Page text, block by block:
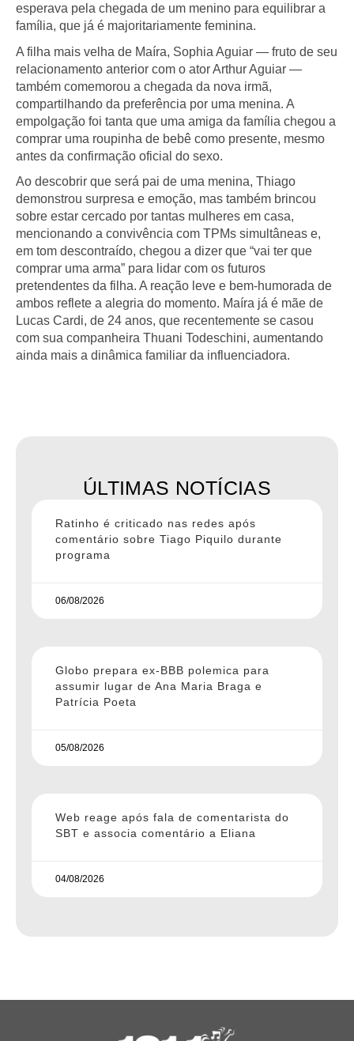
esperava pela chegada de um menino para equilibrar a
família, que já é majoritariamente feminina.
A filha mais velha de Maíra, Sophia Aguiar — fruto de seu
relacionamento anterior com o ator Arthur Aguiar —
também comemorou a chegada da nova irmã,
compartilhando da preferência por uma menina. A
empolgação foi tanta que uma amiga da família chegou a
comprar uma roupinha de bebê como presente, mesmo
antes da confirmação oficial do sexo.
Ao descobrir que será pai de uma menina, Thiago
demonstrou surpresa e emoção, mas também brincou
sobre estar cercado por tantas mulheres em casa,
mencionando a convivência com TPMs simultâneas e,
em tom descontraído, chegou a dizer que “vai ter que
comprar uma arma” para lidar com os futuros
pretendentes da filha. A reação leve e bem-humorada de
ambos reflete a alegria do momento. Maíra já é mãe de
Lucas Cardi, de 24 anos, que recentemente se casou
com sua companheira Thuani Todeschini, aumentando
ainda mais a dinâmica familiar da influenciadora.
ÚLTIMAS NOTÍCIAS
Ratinho é criticado nas redes após
comentário sobre Tiago Piquilo durante
programa
06/08/2026
Globo prepara ex-BBB polemica para
assumir lugar de Ana Maria Braga e
Patrícia Poeta
05/08/2026
Web reage após fala de comentarista do
SBT e associa comentário a Eliana
04/08/2026